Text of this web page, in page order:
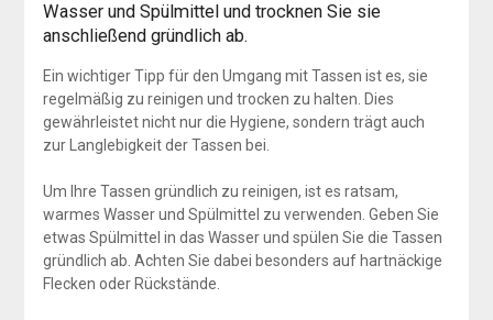
Wasser und Spülmittel und trocknen Sie sie
anschließend gründlich ab.
Ein wichtiger Tipp für den Umgang mit Tassen ist es, sie
regelmäßig zu reinigen und trocken zu halten. Dies
gewährleistet nicht nur die Hygiene, sondern trägt auch
zur Langlebigkeit der Tassen bei.
Um Ihre Tassen gründlich zu reinigen, ist es ratsam,
warmes Wasser und Spülmittel zu verwenden. Geben Sie
etwas Spülmittel in das Wasser und spülen Sie die Tassen
gründlich ab. Achten Sie dabei besonders auf hartnäckige
Flecken oder Rückstände.